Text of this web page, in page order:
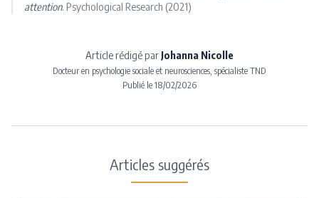
attention. Psychological Research (2021)
Article rédigé par Johanna Nicolle
Docteur en psychologie sociale et neurosciences, spécialiste TND
Publié le 18/02/2026
Articles suggérés